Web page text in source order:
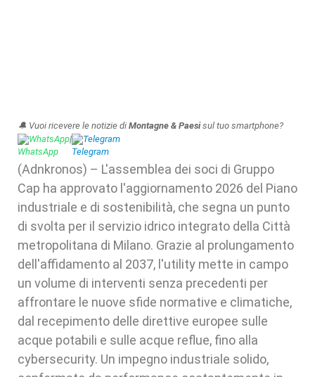
🔔 Vuoi ricevere le notizie di Montagne & Paesisul tuo smartphone?
WhatsApp| Telegram
(Adnkronos) – L'assemblea dei soci di Gruppo
Cap ha approvato l'aggiornamento 2026 del Piano
industriale e di sostenibilità, che segna un punto
di svolta per il servizio idrico integrato della Città
metropolitana di Milano. Grazie al prolungamento
dell'affidamento al 2037, l'utility mette in campo
un volume di interventi senza precedenti per
affrontare le nuove sfide normative e climatiche,
dal recepimento delle direttive europee sulle
acque potabili e sulle acque reflue, fino alla
cybersecurity. Un impegno industriale solido,